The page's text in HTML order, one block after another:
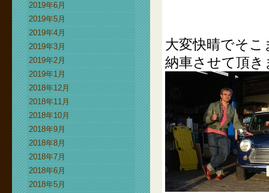
2019年6月
2019年5月
2019年4月
2019年3月
2019年2月
2019年1月
2018年12月
2018年11月
2018年10月
2018年9月
2018年8月
2018年7月
2018年6月
2018年5月
大変快晴でそ
納車させて頂き